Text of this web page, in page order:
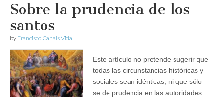
Sobre la prudencia de los
santos
by Francisco Canals Vidal
Este artículo no pretende sugerir que
todas las circunstancias históricas y
sociales sean idénticas; ni que sólo
se de prudencia en las autoridades